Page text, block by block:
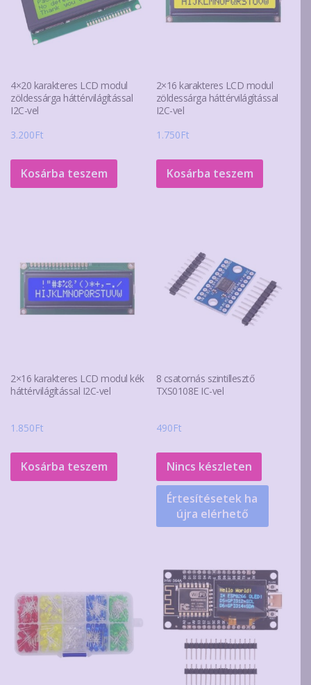
termékoldalon
4×20 karakteres LCD modul
zöldessárga háttérvilágítással
I2C-vel
3.200Ft
Kosárba teszem
2×16 karakteres LCD modul
zöldessárga háttérvilágítással
I2C-vel
1.750Ft
Kosárba teszem
2×16 karakteres LCD modul kék
háttérvilágítással I2C-vel
1.850Ft
Kosárba teszem
8 csatornás szintillesztő
TXS0108E IC-vel
490Ft
Nincs készleten
Értesítésetek ha
újra elérhető